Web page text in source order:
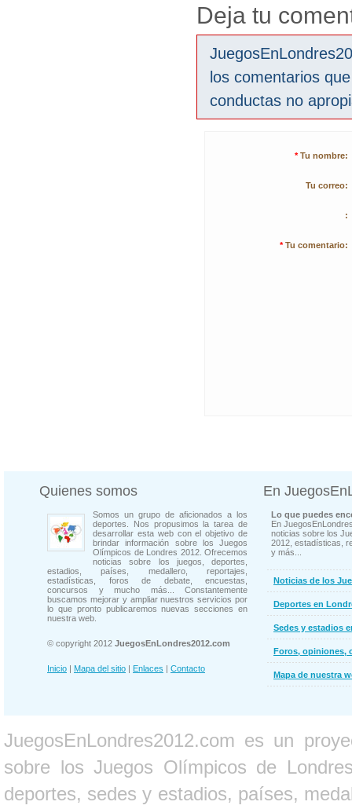
Deja tu
los comentarios
conductas no
* Tu nombre:
Tu correo:
:
* Tu comentario:
Quienes somos
Somos un grupo de aficionados a los
deportes. Nos propusimos la tarea de
desarrollar esta web con el objetivo de
brindar información sobre los Juegos
Olímpicos de Londres 2012. Ofrecemos
noticias sobre los juegos, deportes,
estadios, países, medallero, reportajes,
estadísticas, foros de debate, encuestas,
concursos y mucho más... Constantemente
buscamos mejorar y ampliar nuestros servicios por
lo que pronto publicaremos nuevas secciones en
nuestra web.
© copyright 2012 JuegosEnLondres2012.com
Inicio | Mapa del sitio | Enlaces | Contacto
En
Lo que puedes
En
noticias sobre los
2012, estadísticas,
y más...
Noticias de los
Deportes en
Sedes y estadios
Foros, opiniones,
Mapa de nuestra
JuegosEnLondres2012.com es un
sobre los Juegos Olímpicos de
deportes, sedes y estadios, países,